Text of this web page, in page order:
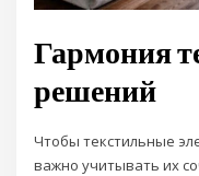
Гармония
решений
Чтобы текстильные
важно учитывать их